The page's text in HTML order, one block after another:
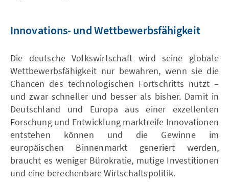
Innovations- und Wettbewerbsfähigkeit
Die deutsche Volkswirtschaft wird seine globale
Wettbewerbsfähigkeit nur bewahren, wenn sie die
Chancen des technologischen Fortschritts nutzt –
und zwar schneller und besser als bisher. Damit in
Deutschland und Europa aus einer exzellenten
Forschung und Entwicklung marktreife Innovationen
entstehen können und die Gewinne im
europäischen Binnenmarkt generiert werden,
braucht es weniger Bürokratie, mutige Investitionen
und eine berechenbare Wirtschaftspolitik.